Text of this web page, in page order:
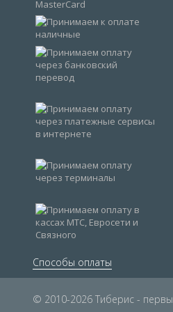
Способы оплаты
© 2010-2026 Тиберис -